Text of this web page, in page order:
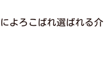
よろこばれ選ばれる介